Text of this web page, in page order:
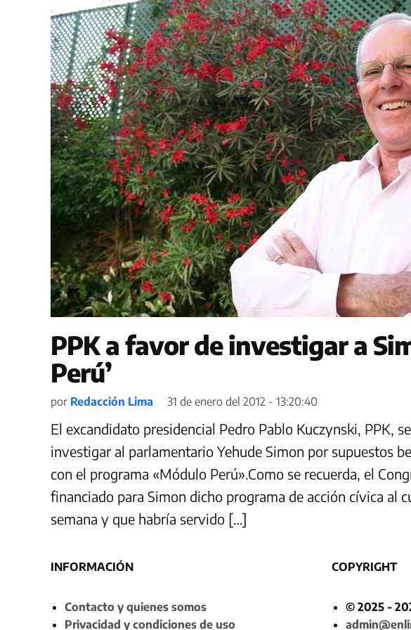
PPK a favor de investigar a
Perú’
por Redacción Lima 31 de enero del 2012 - 13:20:40
El excandidato presidencial Pedro Pablo Kuczynski, PPK,
investigar al parlamentario Yehude Simon por supuestos
con el programa «Módulo Perú».Como se recuerda, el
financiado para Simon dicho programa de acción cívica al
semana y que habría servido […]
INFORMACIÓN
Contacto y quienes somos
Privacidad y condiciones de uso
COPYRIGHT
© 2025 -